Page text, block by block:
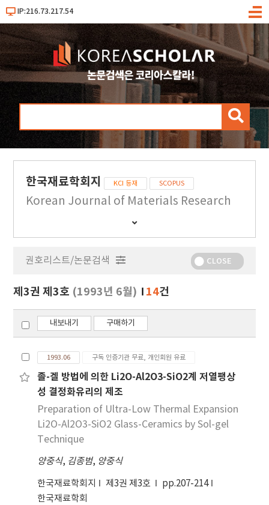
IP:216.73.217.54
메
검
한국재료학회지 KCI 등재 SCOPUS
Korean Journal of Materials Research
간
행
보
기
권호리스트/논문검색 CLOSE
제3권 제3호 (1993년 6월) 14건
내보내기 구매하기
1993.06 구독 인증기관 무료, 개인회원 유료
졸-겔 방법에 의한 Li2O-Al2O3-SiO2계 저열팽상
성 결정화유리의 제조
Preparation of Ultra-Low Thermal Expansion
Li2O-Al2O3-SiO2 Glass-Ceramics by Sol-gel
Technique
양중식, 김종범, 양중식
한국재료학회지 제3권 제3호
pp.207-214
한국재료학회